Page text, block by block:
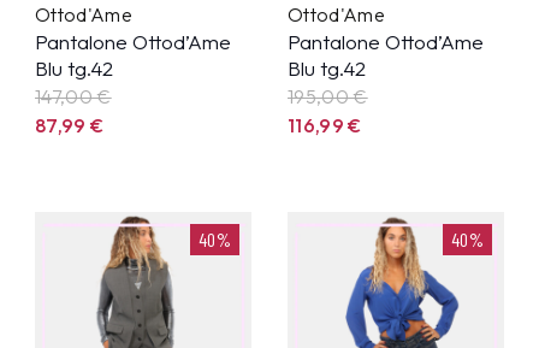
Ottod'Ame
Pantalone Ottod’Ame
Blu tg.42
147,00 €
87,99€
Ottod'Ame
Pantalone Ottod’Ame
Blu tg.42
195,00 €
116,99€
40% 40%